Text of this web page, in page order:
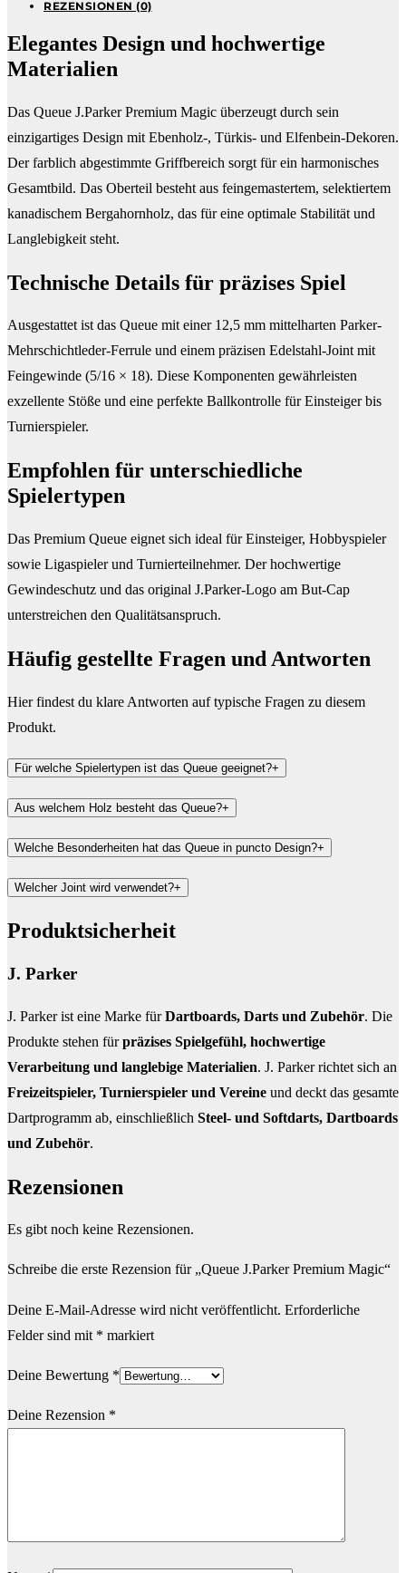
REZENSIONEN (0)
Elegantes Design und hochwertige
Materialien
Das Queue J.Parker Premium Magic überzeugt durch sein
einzigartiges Design mit Ebenholz-, Türkis- und Elfenbein-Dekoren.
Der farblich abgestimmte Griffbereich sorgt für ein harmonisches
Gesamtbild. Das Oberteil besteht aus feingemastertem, selektiertem
kanadischem Bergahornholz, das für eine optimale Stabilität und
Langlebigkeit steht.
Technische Details für präzises Spiel
Ausgestattet ist das Queue mit einer 12,5 mm mittelharten Parker-
Mehrschichtleder-Ferrule und einem präzisen Edelstahl-Joint mit
Feingewinde (5/16 × 18). Diese Komponenten gewährleisten
exzellente Stöße und eine perfekte Ballkontrolle für Einsteiger bis
Turnierspieler.
Empfohlen für unterschiedliche
Spielertypen
Das Premium Queue eignet sich ideal für Einsteiger, Hobbyspieler
sowie Ligaspieler und Turnierteilnehmer. Der hochwertige
Gewindeschutz und das original J.Parker-Logo am But-Cap
unterstreichen den Qualitätsanspruch.
Häufig gestellte Fragen und Antworten
Hier findest du klare Antworten auf typische Fragen zu diesem
Produkt.
Für welche Spielertypen ist das Queue geeignet?+
Aus welchem Holz besteht das Queue?+
Welche Besonderheiten hat das Queue in puncto Design?+
Welcher Joint wird verwendet?+
Produktsicherheit
J. Parker
J. Parker ist eine Marke fürDartboards, Darts und Zubehör. Die
Produkte stehen fürpräzises Spielgefühl, hochwertige
Verarbeitung und langlebige Materialien. J. Parker richtet sich an
Freizeitspieler, Turnierspieler und Vereine und deckt das gesamte
Dartprogramm ab, einschließlich Steel- und Softdarts, Dartboards
und Zubehör.
Rezensionen
Es gibt noch keine Rezensionen.
Schreibe die erste Rezension für „Queue J.Parker Premium Magic“
Deine E-Mail-Adresse wird nicht veröffentlicht. Erforderliche
Felder sind mit * markiert
Deine Bewertung *
Deine Rezension *